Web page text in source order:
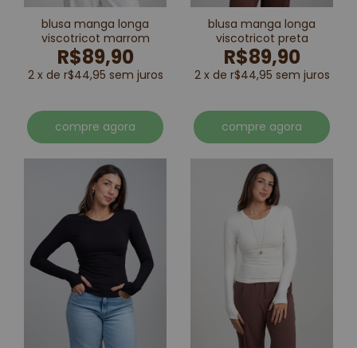
blusa manga longa
viscotricot marrom
R$89,90
2 x de r$44,95 sem juros
compre agora
blusa manga longa
viscotricot preta
R$89,90
2 x de r$44,95 sem juros
compre agora